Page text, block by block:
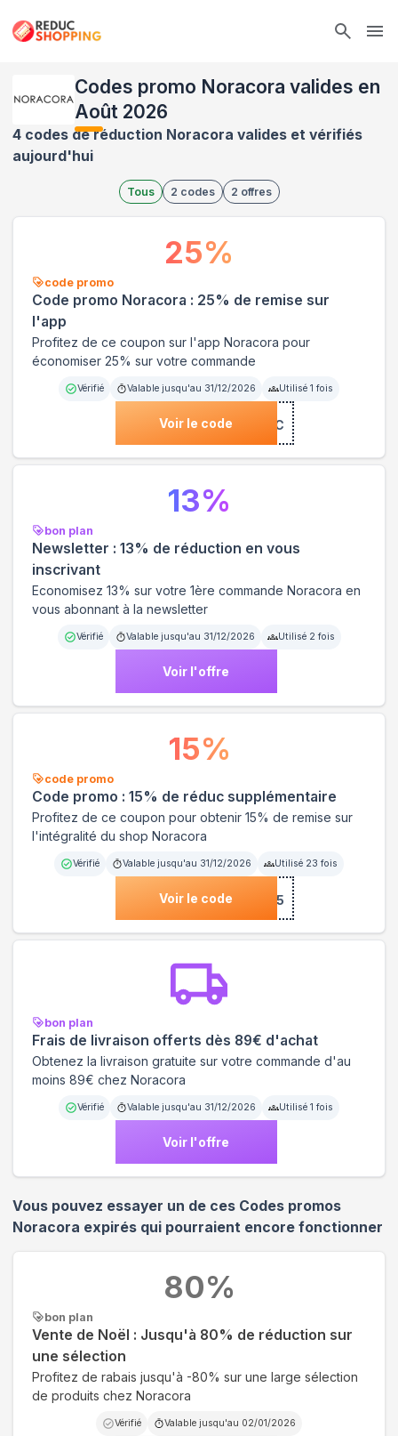
Codes promo Noracora valides en
Août 2026
4 codes de réduction Noracora valides et vérifiés
aujourd'hui
Tous 2 codes 2 offres
code promo
Code promo Noracora : 25% de remise sur
l'app
Profitez de ce coupon sur l'app Noracora pour
économiser 25% sur votre commande
Vérifié Valable jusqu'au 31/12/2026 Utilisé 1 fois
Voir le code ***NC
25%
bon plan
Newsletter : 13% de réduction en vous
inscrivant
Economisez 13% sur votre 1ère commande Noracora en
vous abonnant à la newsletter
Vérifié Valable jusqu'au 31/12/2026 Utilisé 2 fois
Voir l'offre
13%
code promo
Code promo : 15% de réduc supplémentaire
Profitez de ce coupon pour obtenir 15% de remise sur
l'intégralité du shop Noracora
Vérifié Valable jusqu'au 31/12/2026 Utilisé 23 fois
Voir le code ***5
15%
bon plan
Frais de livraison offerts dès 89€ d'achat
Obtenez la livraison gratuite sur votre commande d'au
moins 89€ chez Noracora
Vérifié Valable jusqu'au 31/12/2026 Utilisé 1 fois
Voir l'offre
Vous pouvez essayer un de ces Codes promos
Noracora expirés qui pourraient encore fonctionner
bon plan
Vente de Noël : Jusqu'à 80% de réduction sur
une sélection
Profitez de rabais jusqu'à -80% sur une large sélection
de produits chez Noracora
Vérifié Valable jusqu'au 02/01/2026
80%